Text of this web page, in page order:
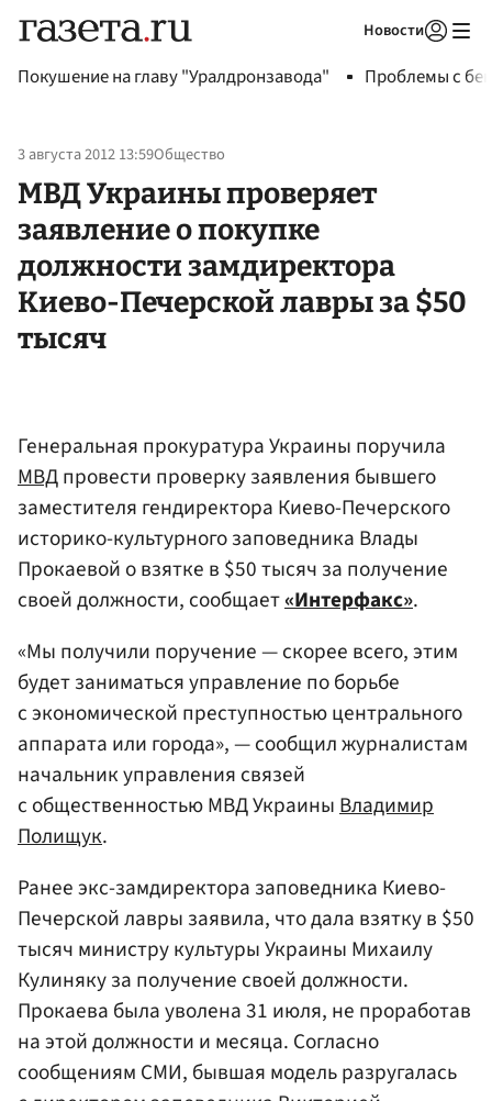
Новости
Покушение на главу "Уралдронзавода" Проблемы с
3 августа 2012 13:59Общество
МВД Украины проверяет
заявление о покупке
должности замдиректора
Киево-Печерской лавры за $50
тысяч
Генеральная прокуратура Украины поручила
МВДпровести проверку заявления бывшего
заместителя гендиректора Киево-Печерского
историко-культурного заповедника Влады
Прокаевой о взятке в $50 тысяч за получение
своей должности, сообщает«Интерфакс».
«Мы получили поручение — скорее всего, этим
будет заниматься управление по борьбе
с экономической преступностью центрального
аппарата или города», — сообщил журналистам
начальник управления связей
с общественностью МВД УкраиныВладимир
Полищук.
Ранее экс-замдиректора заповедника Киево-
Печерской лавры заявила, что дала взятку в $50
тысяч министру культуры Украины Михаилу
Кулиняку за получение своей должности.
Прокаева была уволена 31 июля, не проработав
на этой должности и месяца. Согласно
сообщениям СМИ, бывшая модель разругалась